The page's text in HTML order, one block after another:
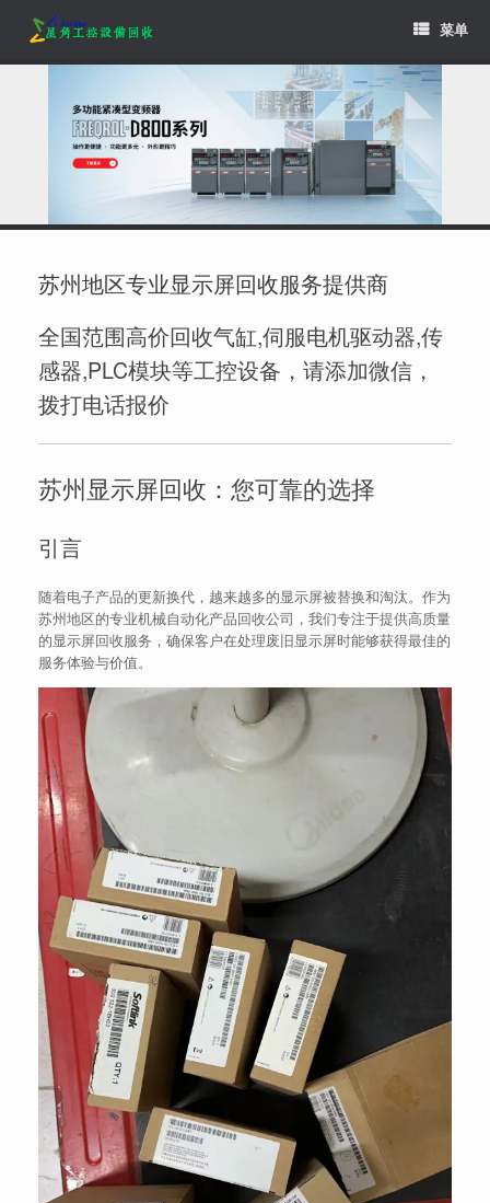
content
菜单
苏州地区专业显示屏回收服务提供商
全国范围高价回收气缸,伺服电机驱动器,传
感器,PLC模块等工控设备，请添加微信，
拨打电话报价
苏州显示屏回收：您可靠的选择
引言
随着电子产品的更新换代，越来越多的显示屏被替换和淘汰。作为
苏州地区的专业机械自动化产品回收公司，我们专注于提供高质量
的显示屏回收服务，确保客户在处理废旧显示屏时能够获得最佳的
服务体验与价值。